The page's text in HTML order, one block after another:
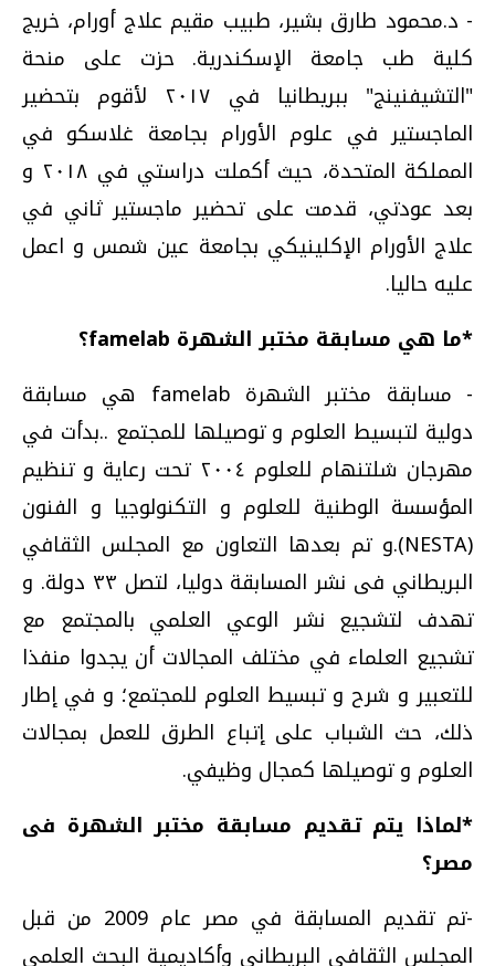
- د.محمود طارق بشير، طبيب مقيم علاج أورام، خريج
كلية طب جامعة الإسكندرية. حزت على منحة
"التشيفنينج" ببريطانيا في ٢٠١٧ لأقوم بتحضير
الماجستير في علوم الأورام بجامعة غلاسكو في
المملكة المتحدة، حيث أكملت دراستي في ٢٠١٨ و
بعد عودتي، قدمت على تحضير ماجستير ثاني في
علاج الأورام الإكلينيكي بجامعة عين شمس و اعمل
عليه حاليا.
*ما هي مسابقة مختبر الشهرة famelab؟
- مسابقة مختبر الشهرة famelab هي مسابقة
دولية لتبسيط العلوم و توصيلها للمجتمع ..بدأت في
مهرجان شلتنهام للعلوم ٢٠٠٤ تحت رعاية و تنظيم
المؤسسة الوطنية للعلوم و التكنولوجيا و الفنون
(NESTA).و تم بعدها التعاون مع المجلس الثقافي
البريطاني فى نشر المسابقة دوليا، لتصل ٣٣ دولة. و
تهدف لتشجيع نشر الوعي العلمي بالمجتمع مع
تشجيع العلماء في مختلف المجالات أن يجدوا منفذا
للتعبير و شرح و تبسيط العلوم للمجتمع؛ و في إطار
ذلك، حث الشباب على إتباع الطرق للعمل بمجالات
العلوم و توصيلها كمجال وظيفي.
*لماذا يتم تقديم مسابقة مختبر الشهرة فى
مصر؟
-تم تقديم المسابقة في مصر عام 2009 من قبل
المجلس الثقافي البريطاني وأكاديمية البحث العلمي